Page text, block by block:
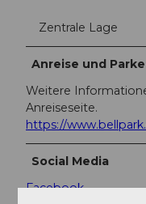
Zentrale Lage
Anreise und
Weitere
Anreiseseite.
https://
Social Media
Facebook